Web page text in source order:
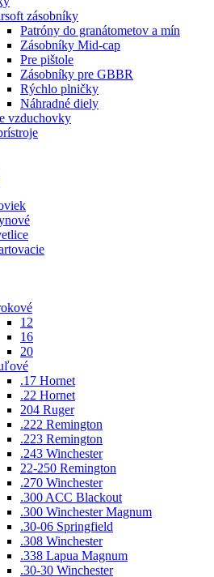
zásobníky
Patróny do granátometov a mín
Zásobníky Mid-cap
Pre pištole
Zásobníky pre GBBR
Rýchlo plničky
Náhradné diely
vzduchovky
12
16
20
.17 Hornet
.22 Hornet
204 Ruger
.222 Remington
.223 Remington
.243 Winchester
22-250 Remington
.270 Winchester
.300 ACC Blackout
.300 Winchester Magnum
.30-06 Springfield
.308 Winchester
.338 Lapua Magnum
.30-30 Winchester